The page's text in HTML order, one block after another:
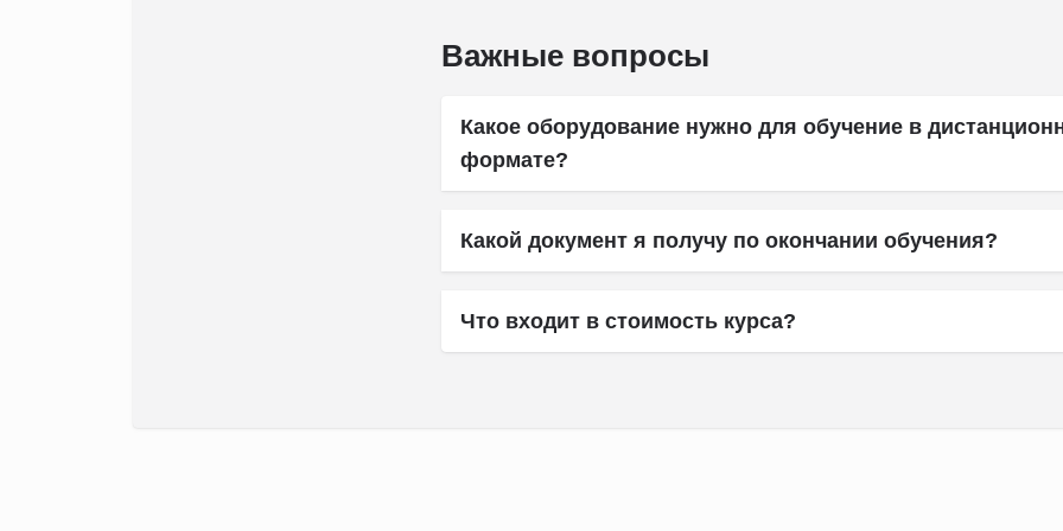
Важные вопросы
Какое оборудование нужно для обучение в
формате?
Какой документ я получу по окончании обучения?
Что входит в стоимость курса?